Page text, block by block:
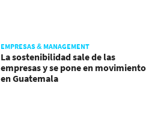
EMPRESAS & MANAGEMENT
La sostenibilidad sale de las
empresas y se pone en movimiento
en Guatemala